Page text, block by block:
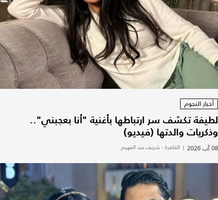
أخبار النجوم
لطيفة تكشف سر ارتباطها بأغنية "أنا بعجبني"..
وذكريات والدتها (فيديو)
08 آب 2026 | القاهرة - شريف عبد الفهيم